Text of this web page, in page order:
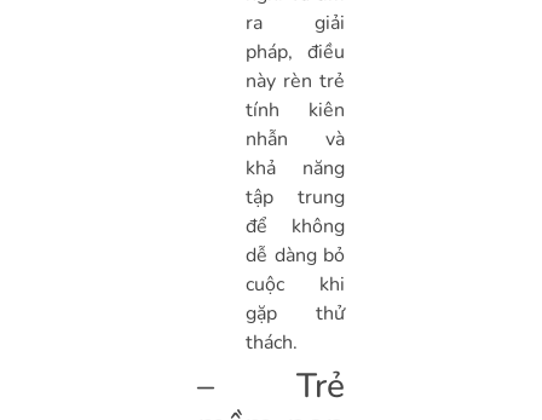
ra giải
pháp, điều
này rèn trẻ
tính kiên
nhẫn và
khả năng
tập trung
để không
dễ dàng bỏ
cuộc khi
gặp thử
thách.
– Trẻ